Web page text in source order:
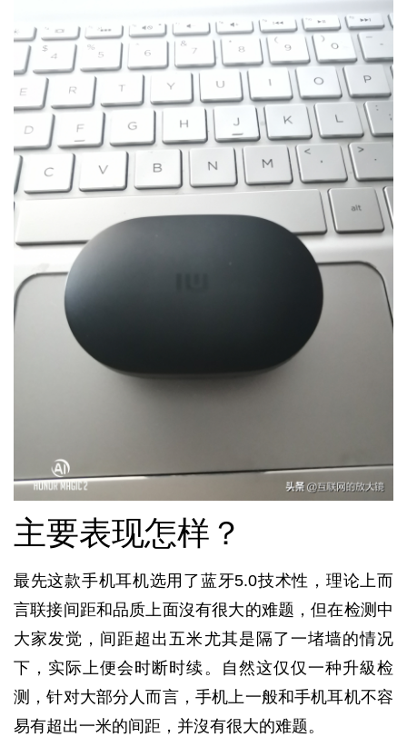
主要表现怎样？
最先这款手机耳机选用了蓝牙5.0技术性，理论上而
言联接间距和品质上面沒有很大的难题，但在检测中
大家发觉，间距超出五米尤其是隔了一堵墙的情况
下，实际上便会时断时续。自然这仅仅一种升級检
测，针对大部分人而言，手机上一般和手机耳机不容
易有超出一米的间距，并沒有很大的难题。